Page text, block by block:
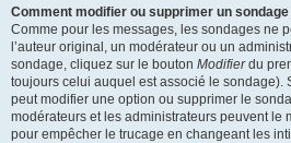
Comment modifier ou supprimer un sondage
Comme pour les messages, les sondages ne
l’auteur original, un modérateur ou un
sondage, cliquez sur le bouton Modifierdu
toujours celui auquel est associé le sondage).
peut modifier une option ou supprimer le
modérateurs et les administrateurs peuvent le
pour empêcher le trucage en changeant les